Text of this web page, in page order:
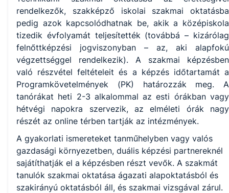
rendelkezők, szakképző iskolai szakmai oktatásba
pedig azok kapcsolódhatnak be, akik a középiskola
tizedik évfolyamát teljesítették (továbbá – kizárólag
felnőttképzési jogviszonyban – az, aki alapfokú
végzettséggel rendelkezik). A szakmai képzésben
való részvétel feltételeit és a képzés időtartamát a
Programkövetelmények (PK) határozzák meg. A
tanórákat heti 2-3 alkalommal az esti órákban vagy
hétvégi napokra szervezik, az elméleti órák nagy
részét az online térben tartják az intézmények.
A gyakorlati ismereteket tanműhelyben vagy valós
gazdasági környezetben, duális képzési partnereknél
sajátíthatják el a képzésben részt vevők. A szakmát
tanulók szakmai oktatása ágazati alapoktatásból és
szakirányú oktatásból áll, és szakmai vizsgával zárul.